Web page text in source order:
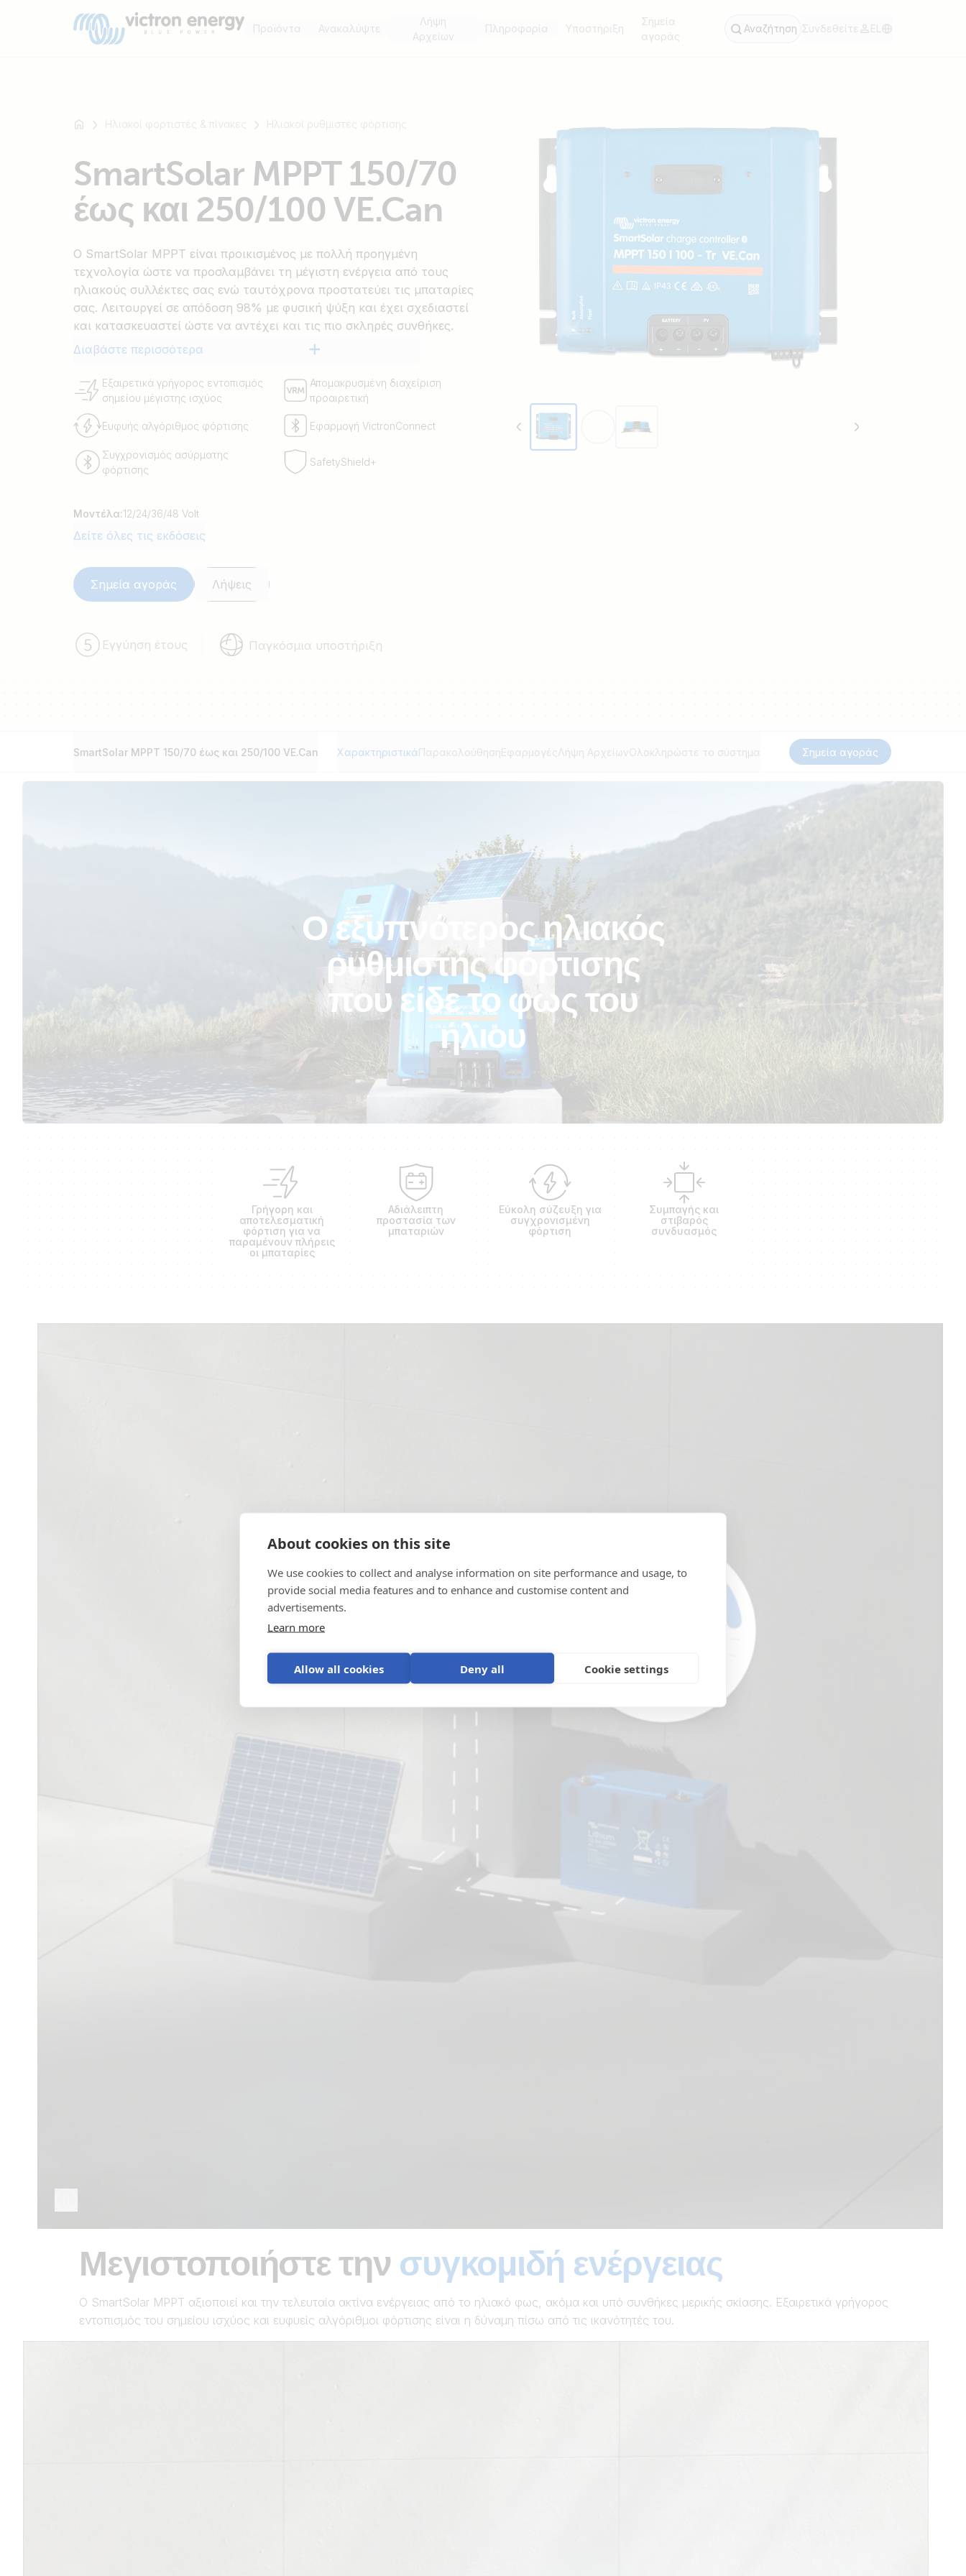
About cookies on this site
We use cookies to collect and analyse information on site performance and usage, to
provide social media features and to enhance and customise content and
advertisements.
Learn more
Allow all cookies Deny all Cookie settings
Προϊόντα Ανακαλύψτε
Λήψη
Αρχείων
Πληροφορία Υποστήριξη
Σημεία
αγοράς
Αναζήτηση Συνδεθείτε EL
Ηλιακοί φορτιστές & πίνακες Ηλιακοί ρυθμιστές φόρτισης
SmartSolar MPPT 150/70
έως και 250/100 VE.Can
Ο SmartSolar MPPT είναι προικισμένος με πολλή προηγμένη
τεχνολογία ώστε να προσλαμβάνει τη μέγιστη ενέργεια από τους
ηλιακούς συλλέκτες σας ενώ ταυτόχρονα προστατεύει τις μπαταρίες
σας. Λειτουργεί σε απόδοση 98% με φυσική ψύξη και έχει σχεδιαστεί
και κατασκευαστεί ώστε να αντέχει και τις πιο σκληρές συνθήκες.
Διαβάστε περισσότερα
Εξαιρετικά γρήγορος εντοπισμός
σημείου μέγιστης ισχύος
Απομακρυσμένη διαχείριση
προαιρετική
Ευφυής αλγόριθμος φόρτισης Εφαρμογή VictronConnect
Συγχρονισμός ασύρματης
φόρτισης
SafetyShield+
Μοντέλα:12/24/36/48 Volt
Δείτε όλες τις εκδόσεις
Σημεία αγοράς Λήψεις
Εγγύηση έτους Παγκόσμια υποστήριξη
SmartSolar MPPT 150/70 έως και 250/100 VE.Can ΧαρακτηριστικάΠαρακολούθησηΕφαρμογές Λήψη ΑρχείωνΟλοκληρώστε το σύστημα Σημεία αγοράς
Ο εξυπνότερος ηλιακός
ρυθμιστής φόρτισης
που είδε το φως του
ήλιου
Γρήγορη και
αποτελεσματική
φόρτιση για να
παραμένουν πλήρεις
οι μπαταρίες
Αδιάλειπτη
προστασία των
μπαταριών
Εύκολη σύζευξη για
συγχρονισμένη
φόρτιση
Συμπαγής και
στιβαρός
συνδυασμός
Μεγιστοποιήστε την συγκομιδή ενέργειας
Ο SmartSolar MPPT αξιοποιεί και την τελευταία ακτίνα ενέργειας από το ηλιακό φως, ακόμα και υπό συνθήκες μερικής σκίασης. Εξαιρετικά γρήγορος
εντοπισμός του σημείου ισχύος και ευφυείς αλγόριθμοι φόρτισης είναι η δύναμη πίσω από τις ικανότητές του.